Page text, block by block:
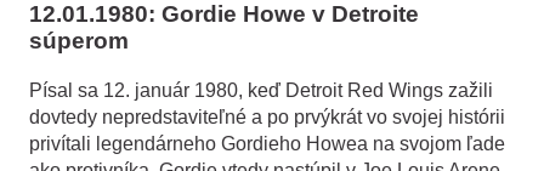
12.01.1980: Gordie Howe v Detroite
súperom
Písal sa 12. január 1980, keď Detroit Red Wings zažili
dovtedy nepredstaviteľné a po prvýkrát vo svojej histórii
privítali legendárneho Gordieho Howea na svojom ľade